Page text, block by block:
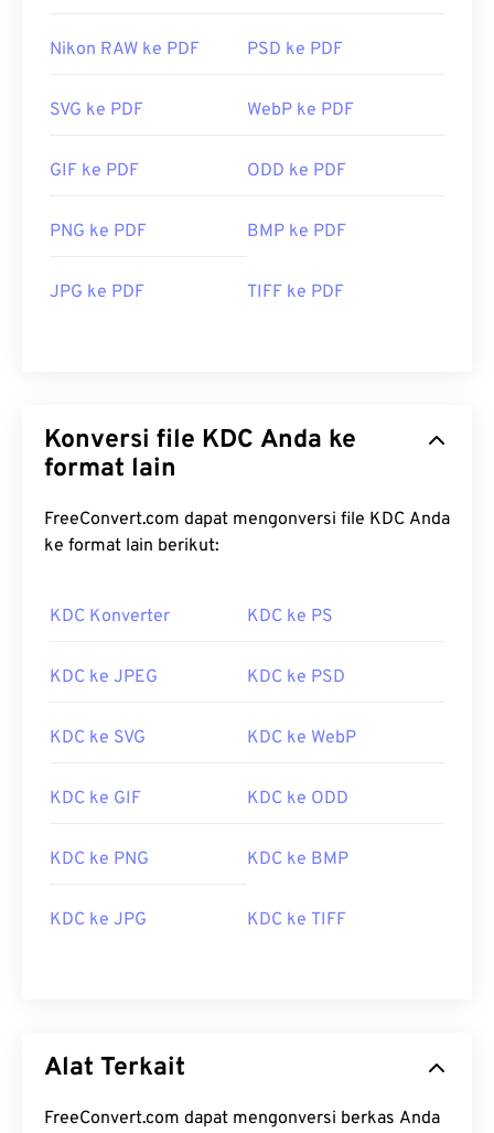
Nikon RAW ke PDF PSD ke PDF
SVG ke PDF WebP ke PDF
GIF ke PDF ODD ke PDF
PNG ke PDF BMP ke PDF
JPG ke PDF TIFF ke PDF
Konversi file KDC Anda ke
format lain
FreeConvert.com dapat mengonversi file KDC Anda
ke format lain berikut:
KDC Konverter KDC ke PS
KDC ke JPEG KDC ke PSD
KDC ke SVG KDC ke WebP
KDC ke GIF KDC ke ODD
KDC ke PNG KDC ke BMP
KDC ke JPG KDC ke TIFF
Alat Terkait
FreeConvert.com dapat mengonversi berkas Anda